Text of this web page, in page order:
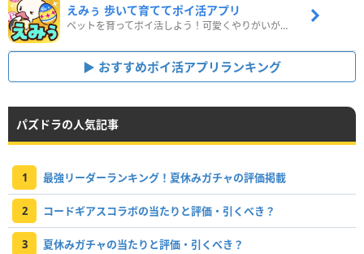
えみぅ 歩いて育ててポイ活アプリ
ペットを育ってポイ活しよう！可愛くやりがいがある新感覚アプリ
おすすめポイ活アプリランキング
パズドラの人気記事
1 最強リーダーランキング！夏休みガチャの評価掲載
2 コードギアスコラボの当たりと評価・引くべき？
3 夏休みガチャの当たりと評価・引くべき？